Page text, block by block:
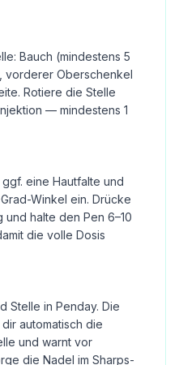
Bauch (mindestens 5
vorderer Oberschenkel
Rotiere die Stelle
— mindestens 1
eine Hautfalte und
Winkel ein. Drücke
halte den Pen 6–10
die volle Dosis
Stelle in Penday. Die
automatisch die
und warnt vor
die Nadel im Sharps-